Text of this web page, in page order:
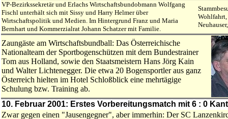
VP-Bezirkssekretär und Erlachs Wirtschaftsbundobmann Wolfgang
Fischl unterhält sich mit Sissy und Harry Helmer über
Wirtschaftspolitik und Medien. Im Hintergrund Franz und Maria
Bernhart und Kommerzialrat Johann Schatzer mit Familie.
Zaungäste am Wirtschaftsbundball: Das Österreichische
Nationalteam der Sportbogenschützen mit dem Bundestrainer
Tom aus Holland, sowie den Staatsmeistern Hans Jörg Kain
und Walter Lichtenegger. Die etwa 20 Bogensportler aus ganz
Österreich hielten im Hotel Schloßblick eine mehrtägige
Schulung bzw. Training ab.
10. Februar 2001: Erstes Vorbereitungsmatch mit 6 : 0
Zwar gegen einen "Jausengegner", aber immerhin: Der SC